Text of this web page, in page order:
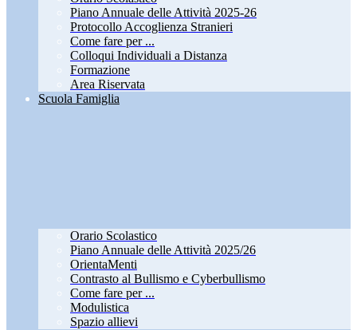
Piano Annuale delle Attività 2025-26
Protocollo Accoglienza Stranieri
Come fare per ...
Colloqui Individuali a Distanza
Formazione
Area Riservata
Scuola Famiglia
Orario Scolastico
Piano Annuale delle Attività 2025/26
OrientaMenti
Contrasto al Bullismo e Cyberbullismo
Come fare per ...
Modulistica
Spazio allievi